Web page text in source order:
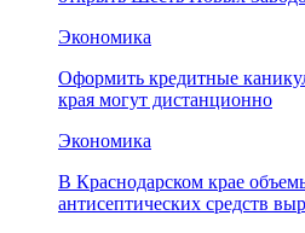
Экономика
Оформить кредитные
края могут дистанционно
Экономика
В Краснодарском крае
антисептических средств